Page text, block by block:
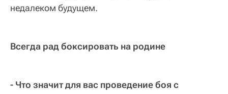
недалеком будущем.
Всегда рад боксировать на родине
- Что значит для вас проведение боя с